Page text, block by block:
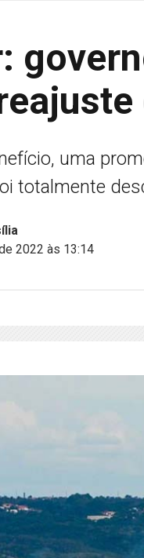
uma
totalmente
2022 às 13:14